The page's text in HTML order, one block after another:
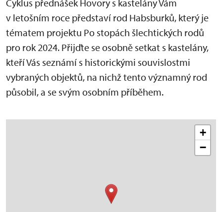
Cyklus přednášek Hovory s kastelány Vám
v letošním roce představí rod Habsburků, který je
tématem projektu Po stopách šlechtických rodů
pro rok 2024. Přijďte se osobně setkat s kastelány,
kteří Vás seznámí s historickými souvislostmi
vybraných objektů, na nichž tento významný rod
působil, a se svým osobním příběhem.
+
−